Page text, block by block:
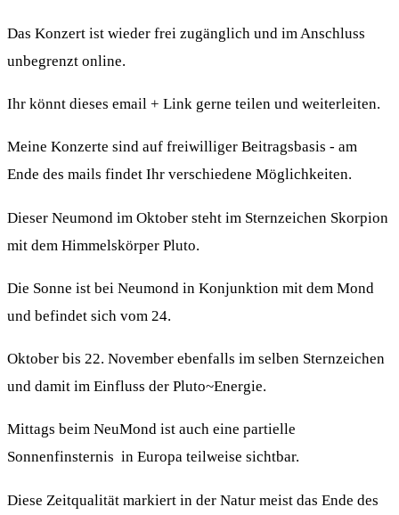
Das Konzert ist wieder frei zugänglich und im Anschluss
unbegrenzt online.
Ihr könnt dieses email + Link gerne teilen und weiterleiten.
Meine Konzerte sind auf freiwilliger Beitragsbasis - am
Ende des mails findet Ihr verschiedene Möglichkeiten.
Dieser Neumond im Oktober steht im Sternzeichen Skorpion
mit dem Himmelskörper Pluto.
Die Sonne ist bei Neumond in Konjunktion mit dem Mond
und befindet sich vom 24.
Oktober bis 22. November ebenfalls im selben Sternzeichen
und damit im Einfluss der Pluto~Energie.
Mittags beim NeuMond ist auch eine partielle
Sonnenfinsternis in Europa teilweise sichtbar.
Diese Zeitqualität markiert in der Natur meist das Ende des